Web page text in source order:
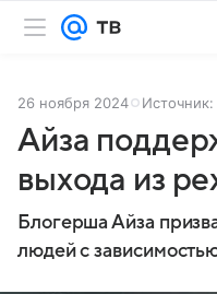
26 ноября 2024 Источник:
Айза
выхода из
Блогерша Айза
людей с